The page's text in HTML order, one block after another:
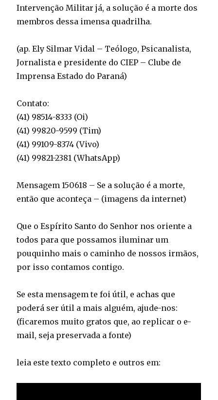
Intervenção Militar já, a solução é a morte dos
membros dessa imensa quadrilha.
(ap. Ely Silmar Vidal – Teólogo, Psicanalista,
Jornalista e presidente do CIEP – Clube de
Imprensa Estado do Paraná)
Contato:
(41) 98514-8333 (Oi)
(41) 99820-9599 (Tim)
(41) 99109-8374 (Vivo)
(41) 99821-2381 (WhatsApp)
Mensagem 150618 – Se a solução é a morte,
então que aconteça – (imagens da internet)
Que o Espírito Santo do Senhor nos oriente a
todos para que possamos iluminar um
pouquinho mais o caminho de nossos irmãos,
por isso contamos contigo.
Se esta mensagem te foi útil, e achas que
poderá ser útil a mais alguém, ajude-nos:
(ficaremos muito gratos que, ao replicar o e-
mail, seja preservada a fonte)
leia este texto completo e outros em: